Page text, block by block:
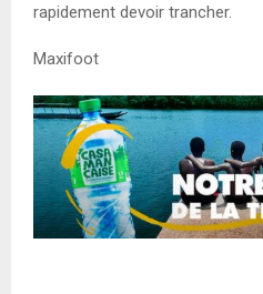
rapidement devoir trancher.
Maxifoot